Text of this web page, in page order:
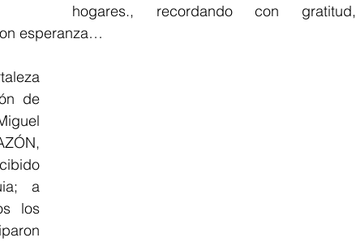
hogares., recordando con gratitud,
esperanza…
de
a
los